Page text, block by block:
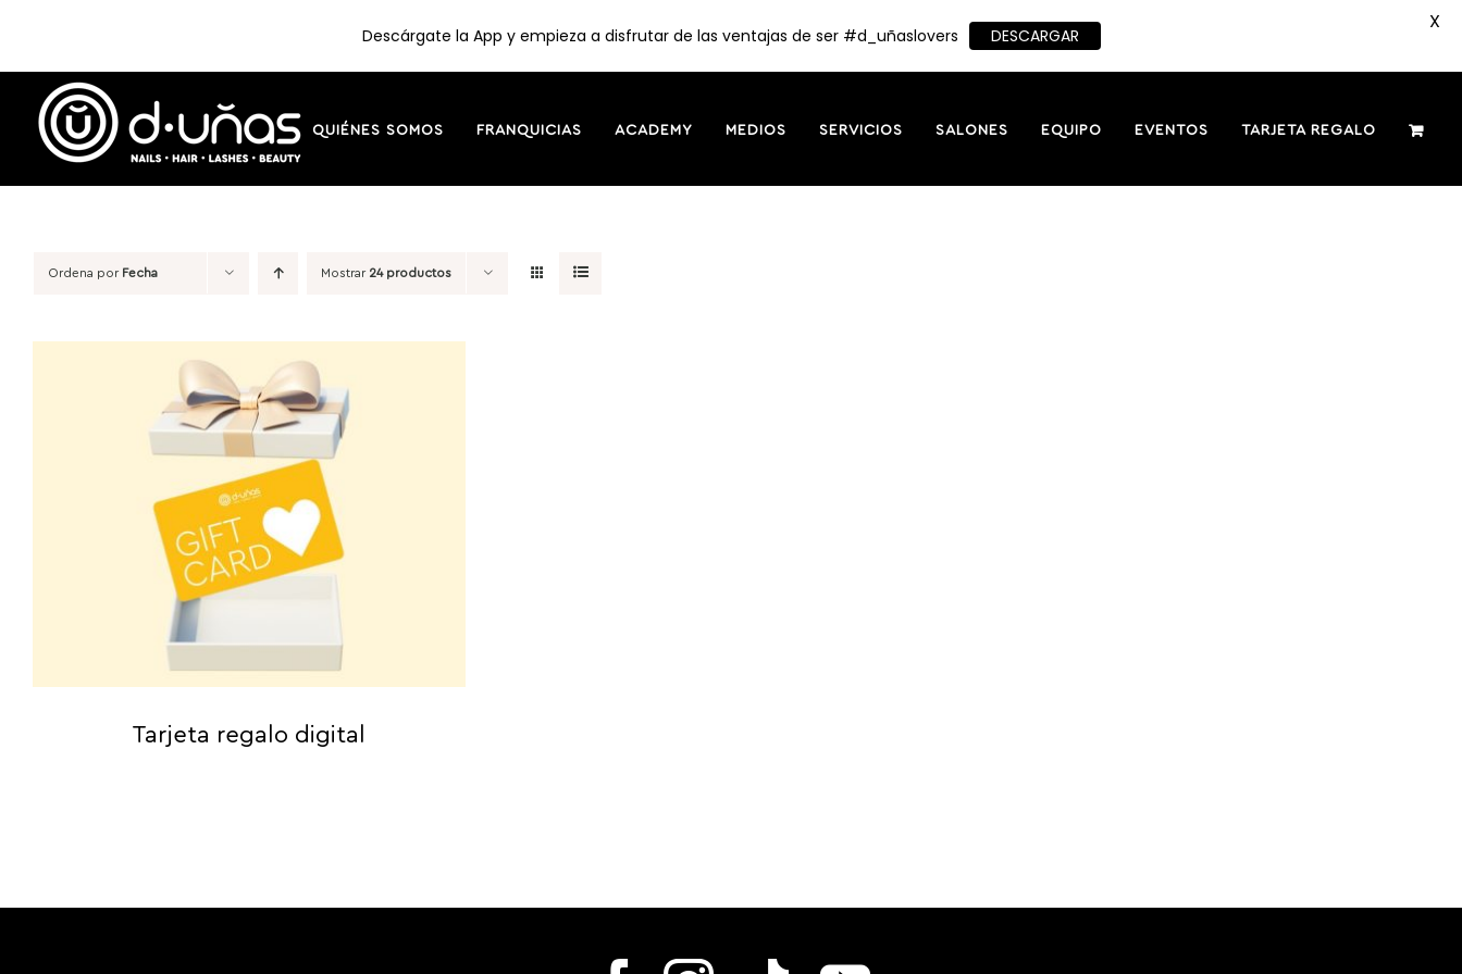
contenido
QUIÉNES SOMOS FRANQUICIAS ACADEMY MEDIOS SERVICIOS SALONES EQUIPO EVENTOS TARJETA REGALO
Ordena por Fecha Mostrar 24 productos
Tarjeta regalo digital
Descárgate la App y empieza a disfrutar de las ventajas de ser #d_uñaslovers DESCARGAR
X